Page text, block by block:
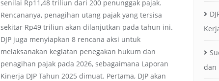
senilai Rp11,48 triliun dari 200 penunggak pajak.
Rencananya, penagihan utang pajak yang tersisa
sekitar Rp49 triliun akan dilanjutkan pada tahun ini.
DJP juga menyiapkan 8 rencana aksi untuk
melaksanakan kegiatan penegakan hukum dan
penagihan pajak pada 2026, sebagaimana Laporan
Kinerja DJP Tahun 2025 dimuat. Pertama, DJP akan
dan